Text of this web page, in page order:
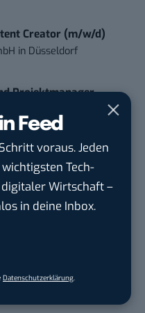
Feed
voraus. Jeden
Tech-
digitaler Wirtschaft –
in deine Inbox.
Datenschutzerklärung
Creator (m/w/d)
in Düsseldorf
Projektmanager
inEschborn
Customer
Frankfurt am Main,